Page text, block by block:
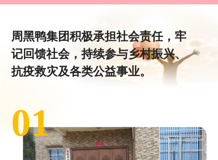
周黑鸭集团积极承担社会责任，牢
记回馈社会，持续参与乡村振兴、
抗疫救灾及各类公益事业。
01